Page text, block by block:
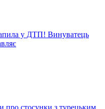
у ДТП! Винуватець
про стосунки з турецьким